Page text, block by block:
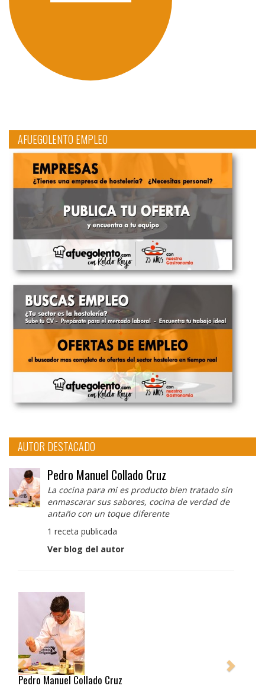
AFUEGOLENTO EMPLEO
AUTOR DESTACADO
Pedro Manuel Collado Cruz
La cocina para mi es producto bien tratado sin
enmascarar sus sabores, cocina de verdad de
antaño con un toque diferente
1 receta publicada
Ver blog del autor
Pedro Manuel Collado Cruz